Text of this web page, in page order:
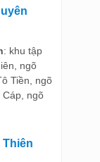
: khu tập
ngõ
Tiền, ngõ
Cáp, ngõ